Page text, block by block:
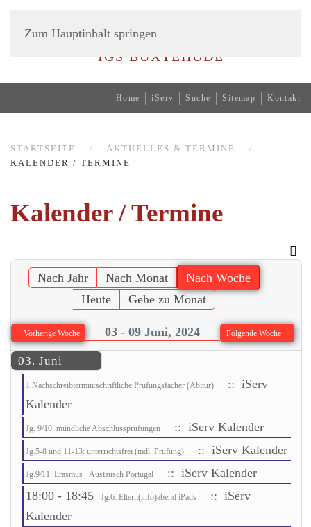
Zum Hauptinhalt springen
Home iServ Suche Sitemap Kontakt
STARTSEITE
AKTUELLES & TERMINE
KALENDER / TERMINE
Kalender / Termine
Nach Jahr Nach Monat
Nach Woche
Heute
Gehe zu Monat
Vorherige Woche 03 - 09 Juni, 2024 Folgende Woche
03. Juni
1.Nachschreibtermin:schriftliche Prüfungsfächer (Abitur)
:: iServ
Kalender
Jg. 9/10: mündliche Abschlussprüfungen :: iServ Kalender
Jg.5-8 und 11-13: unterrichtsfrei (mdl. Prüfung) :: iServ Kalender
Jg.9/11: Erasmus+ Austausch Portugal
:: iServ Kalender
18:00 - 18:45
Jg.6: Eltern(info)abend iPads
:: iServ
Kalender